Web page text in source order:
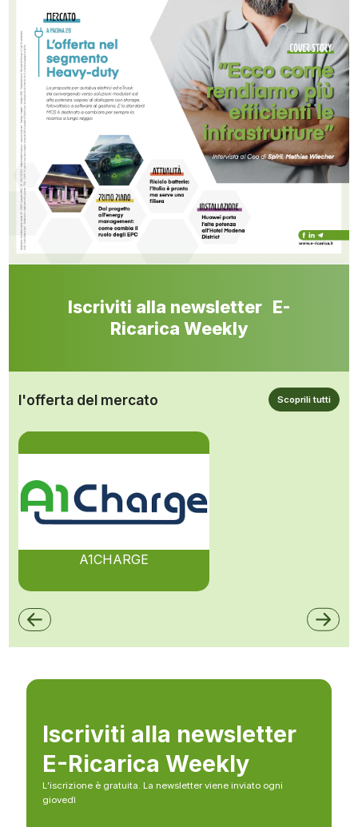
Iscriviti alla newsletter E-
Ricarica Weekly
l'offerta del mercato Scoprili tutti
A1CHARGE
Iscriviti alla newsletter
E-Ricarica Weekly
L’iscrizione è gratuita. La newsletter viene inviato ogni
giovedì